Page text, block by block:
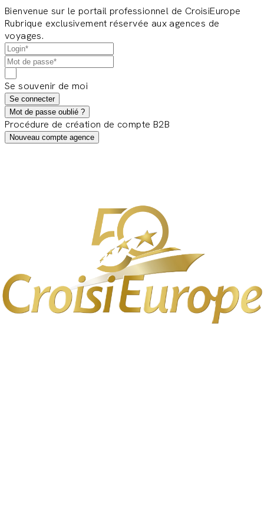
Bienvenue sur le portail professionnel de CroisiEurope
Rubrique exclusivement réservée aux agences de
voyages.
Se souvenir de moi
Se connecter
Mot de passe oublié ?
Procédure de création de compte B2B
Nouveau compte agence